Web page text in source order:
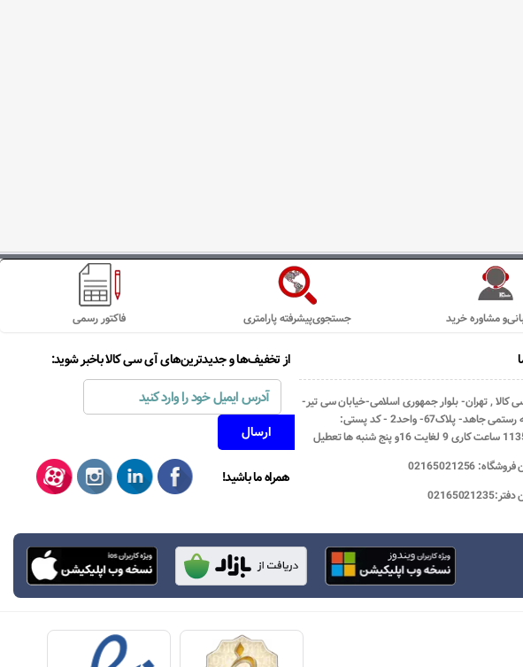
فاکتور رسمی جستجوی‌پیشرفته پارامتری مشاوره خرید
کالا , تهران- بلوار جمهوری اسلامی-خیابان سی تیر-
نبش کوچه رستمی جاهد- پلاک67- واحد2 - کد پستی:
شنبه ها تعطیل
02165021256
از تخفیف‌ها و جدیدترین‌های آی سی کالا باخبر شوید:
همراه ما باشید!